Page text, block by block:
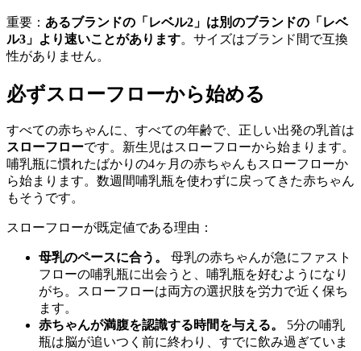
重要： あるブランドの「レベル2」は別のブランドの「レベ
ル3」より速いことがあります。サイズはブランド間で互換
性がありません。
必ずスローフローから始める
すべての赤ちゃんに、すべての年齢で、正しい出発の乳首は
スローフローです。新生児はスローフローから始まります。
哺乳瓶に慣れたばかりの4ヶ月の赤ちゃんもスローフローか
ら始まります。数週間哺乳瓶を使わずに戻ってきた赤ちゃん
もそうです。
スローフローが既定値である理由：
母乳のペースに合う。
母乳の赤ちゃんが急にファスト
フローの哺乳瓶に出会うと、哺乳瓶を好むようになり
がち。スローフローは両方の選択肢を労力で近く保ち
ます。
赤ちゃんが満腹を認識する時間を与える。
5分の哺乳
瓶は脳が追いつく前に終わり、すでに飲み過ぎていま